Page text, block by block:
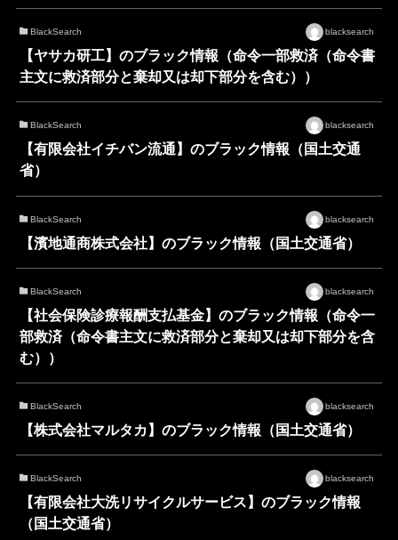
BlackSearch blacksearch
【ヤサカ研工】のブラック情報（命令一部救済（命令書
主文に救済部分と棄却又は却下部分を含む））
BlackSearch blacksearch
【有限会社イチバン流通】のブラック情報（国土交通
省）
BlackSearch blacksearch
【濱地通商株式会社】のブラック情報（国土交通省）
BlackSearch blacksearch
【社会保険診療報酬支払基金】のブラック情報（命令一
部救済（命令書主文に救済部分と棄却又は却下部分を含
む））
BlackSearch blacksearch
【株式会社マルタカ】のブラック情報（国土交通省）
BlackSearch blacksearch
【有限会社大洗リサイクルサービス】のブラック情報
（国土交通省）